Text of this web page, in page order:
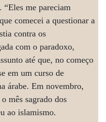
“Eles me pareciam
comecei a questionar a
contra os
com o paradoxo,
até que, no começo
em um curso de
árabe. Em novembro,
mês sagrado dos
ao islamismo.